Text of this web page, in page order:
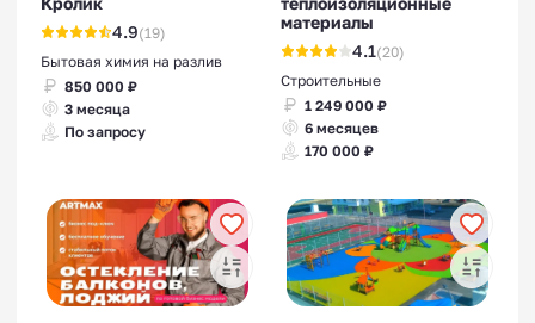
4.9(19)
Бытовая химия на разлив
850 000 ₽
3 месяца
По запросу
материалы
4.1(20)
Строительные
1 249 000 ₽
6 месяцев
170 000 ₽